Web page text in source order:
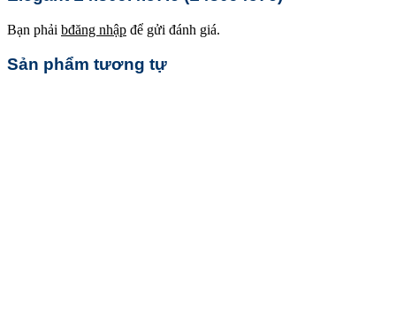
Bạn phải bđăng nhập để gửi đánh giá.
Sản phẩm tương tự